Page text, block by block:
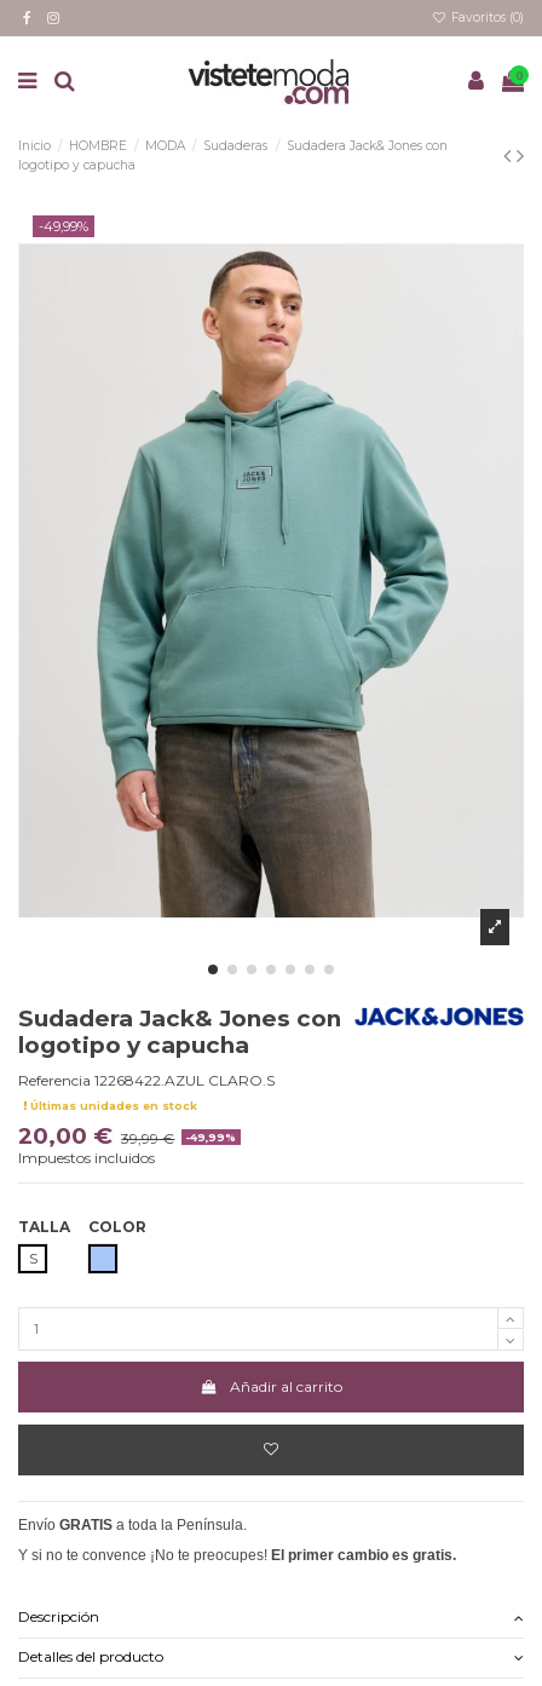
Favoritos (0)
0
Inicio HOMBRE MODA Sudaderas
Sudadera Jack& Jones con
logotipo y capucha
-49,99%
Sudadera Jack& Jones con
logotipo y capucha
Referencia 12268422.AZUL CLARO.S
Últimas unidades en stock
20,00 € 39,99 € -49,99%
Impuestos incluidos
TALLA
S
COLOR
Añadir al carrito
Envío GRATIS a toda la Península.
Y si no te convence ¡No te preocupes! El primer cambio es gratis.
Descripción
Detalles del producto